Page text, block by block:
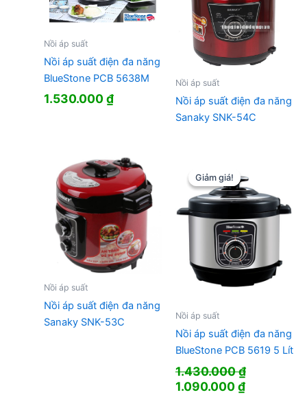
Nồi áp suất
Nồi áp suất điện đa năng
BlueStone PCB 5638M
1.530.000₫
Nồi áp suất
Nồi áp suất điện đa năng
Sanaky SNK-54C
Nồi áp suất
Nồi áp suất điện đa năng
Sanaky SNK-53C
Giảm giá!
Giảm giá!
Nồi áp suất
Nồi áp suất điện đa năng
BlueStone PCB 5619 5 Lít
1.430.000₫
Giá
1.090.000₫Giá